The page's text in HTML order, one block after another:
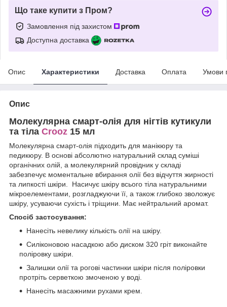
Що таке купити з Пром?
Замовлення під захистом
Доступна доставка
Опис Характеристики Доставка Оплата Умови
Опис
Молекулярна смарт-олія для нігтів кутикули
та тіла Crooz 15 мл
Молекулярна смарт-олія підходить для манікюру та
педикюру. В основі абсолютно натуральний склад суміші
органічних олій, а молекулярний провідник у складі
забезпечує моментальне вбирання олії без відчуття жирності
та липкості шкіри. Насичує шкіру всього тіла натуральними
мікроелементами, розгладжуючи її, а також глибоко зволожує
шкіру, усуваючи сухість і тріщини. Має нейтральний аромат.
Спосіб застосування:
Нанесіть невелику кількість олії на шкіру.
Силіконовою насадкою або диском 320 гріт виконайте
поліровку шкіри.
Залишки олії та рогові частинки шкіри після поліровки
протріть серветкою змоченою у воді.
Нанесіть масажними рухами крем.